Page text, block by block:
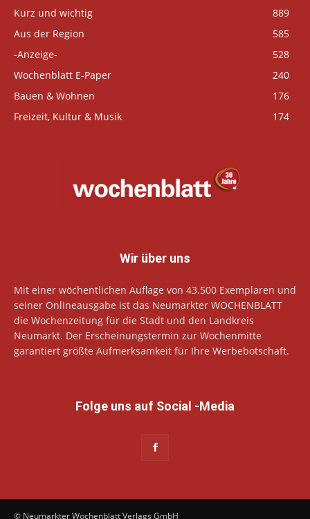
Kurz und wichtig
889
Aus der Region
585
-Anzeige-
528
Wochenblatt E-Paper
240
Bauen & Wohnen
176
Freizeit, Kultur & Musik
174
Wir über uns
Mit einer wöchentlichen Auflage von 43.500 Exemplaren und
seiner Onlineausgabe ist das Neumarkter WOCHENBLATT
die Wochenzeitung für die Stadt und den Landkreis
Neumarkt. Der Erscheinungstermin zur Wochenmitte
garantiert größte Aufmerksamkeit für Ihre Werbebotschaft.
Folge uns auf Social -Media
© Neumarkter Wochenblatt Verlags GmbH